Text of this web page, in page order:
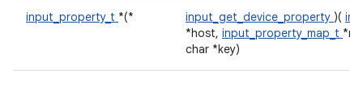
input_property_t *(* input_get_device_property )(
*host, input_property_map_t
char *key)